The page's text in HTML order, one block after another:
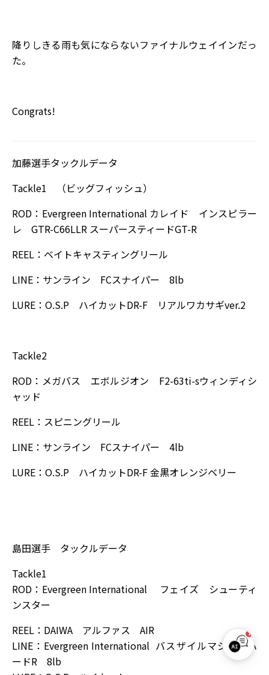
降りしきる雨も気にならないファイナルウェイインだっ
た。
Congrats!
加藤選手タックルデータ
Tackle1 （ビッグフィッシュ）
ROD：Evergreen International カレイド インスピラー
レ GTR-C66LLR スーパースティードGT-R
REEL：ベイトキャスティングリール
LINE：サンライン FCスナイパー 8lb
LURE：O.S.P ハイカットDR-F リアルワカサギver.2
Tackle2
ROD：メガバス エボルジオン F2-63ti-sウィンディシ
ャッド
REEL：スピニングリール
LINE：サンライン FCスナイパー 4lb
LURE：O.S.P ハイカットDR-F 金黒オレンジベリー
島田選手 タックルデータ
Tackle1
ROD：Evergreen International フェイズ シューティ
ンスター
REEL：DAIWA アルファス AIR
LINE：Evergreen International バスザイルマジックハ
ードR 8lb
W.B.S. サポート
1